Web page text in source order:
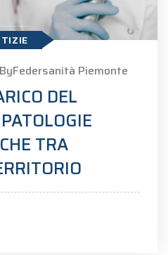
ByFedersanità Piemonte
DEL
TRA